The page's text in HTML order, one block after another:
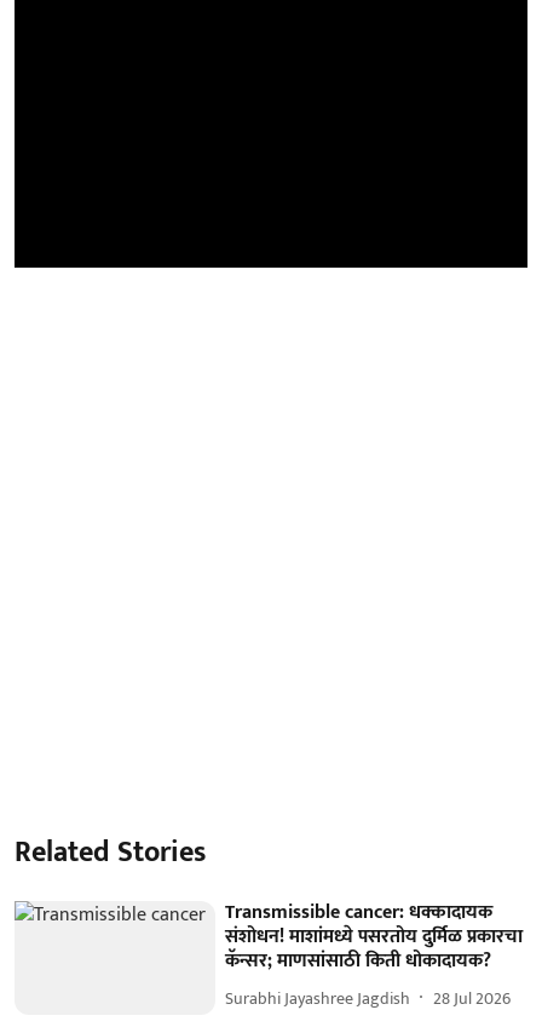
Related Stories
Transmissible cancer: धक्कादायक
संशोधन! माशांमध्ये पसरतोय दुर्मिळ प्रकारचा
कॅन्सर; माणसांसाठी किती धोकादायक?
Surabhi Jayashree Jagdish 28 Jul 2026